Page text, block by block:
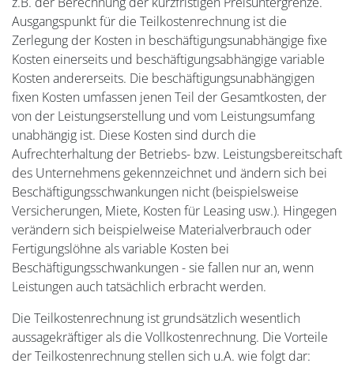
Ausgangspunkt für die Teilkostenrechnung ist die
Zerlegung der Kosten in beschäftigungsunabhängige fixe
Kosten einerseits und beschäftigungsabhängige variable
Kosten andererseits. Die beschäftigungsunabhängigen
fixen Kosten umfassen jenen Teil der Gesamtkosten, der
von der Leistungserstellung und vom Leistungsumfang
unabhängig ist. Diese Kosten sind durch die
Aufrechterhaltung der Betriebs- bzw. Leistungsbereitschaft
des Unternehmens gekennzeichnet und ändern sich bei
Beschäftigungsschwankungen nicht (beispielsweise
Versicherungen, Miete, Kosten für Leasing usw.). Hingegen
verändern sich beispielweise Materialverbrauch oder
Fertigungslöhne als variable Kosten bei
Beschäftigungsschwankungen - sie fallen nur an, wenn
Leistungen auch tatsächlich erbracht werden.
Die Teilkostenrechnung ist grundsätzlich wesentlich
aussagekräftiger als die Vollkostenrechnung. Die Vorteile
der Teilkostenrechnung stellen sich u.A. wie folgt dar: